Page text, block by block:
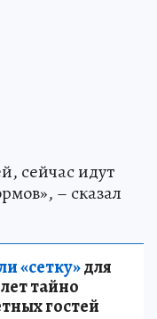
сейчас идут
– сказал
«сетку»для
тайно
гостей